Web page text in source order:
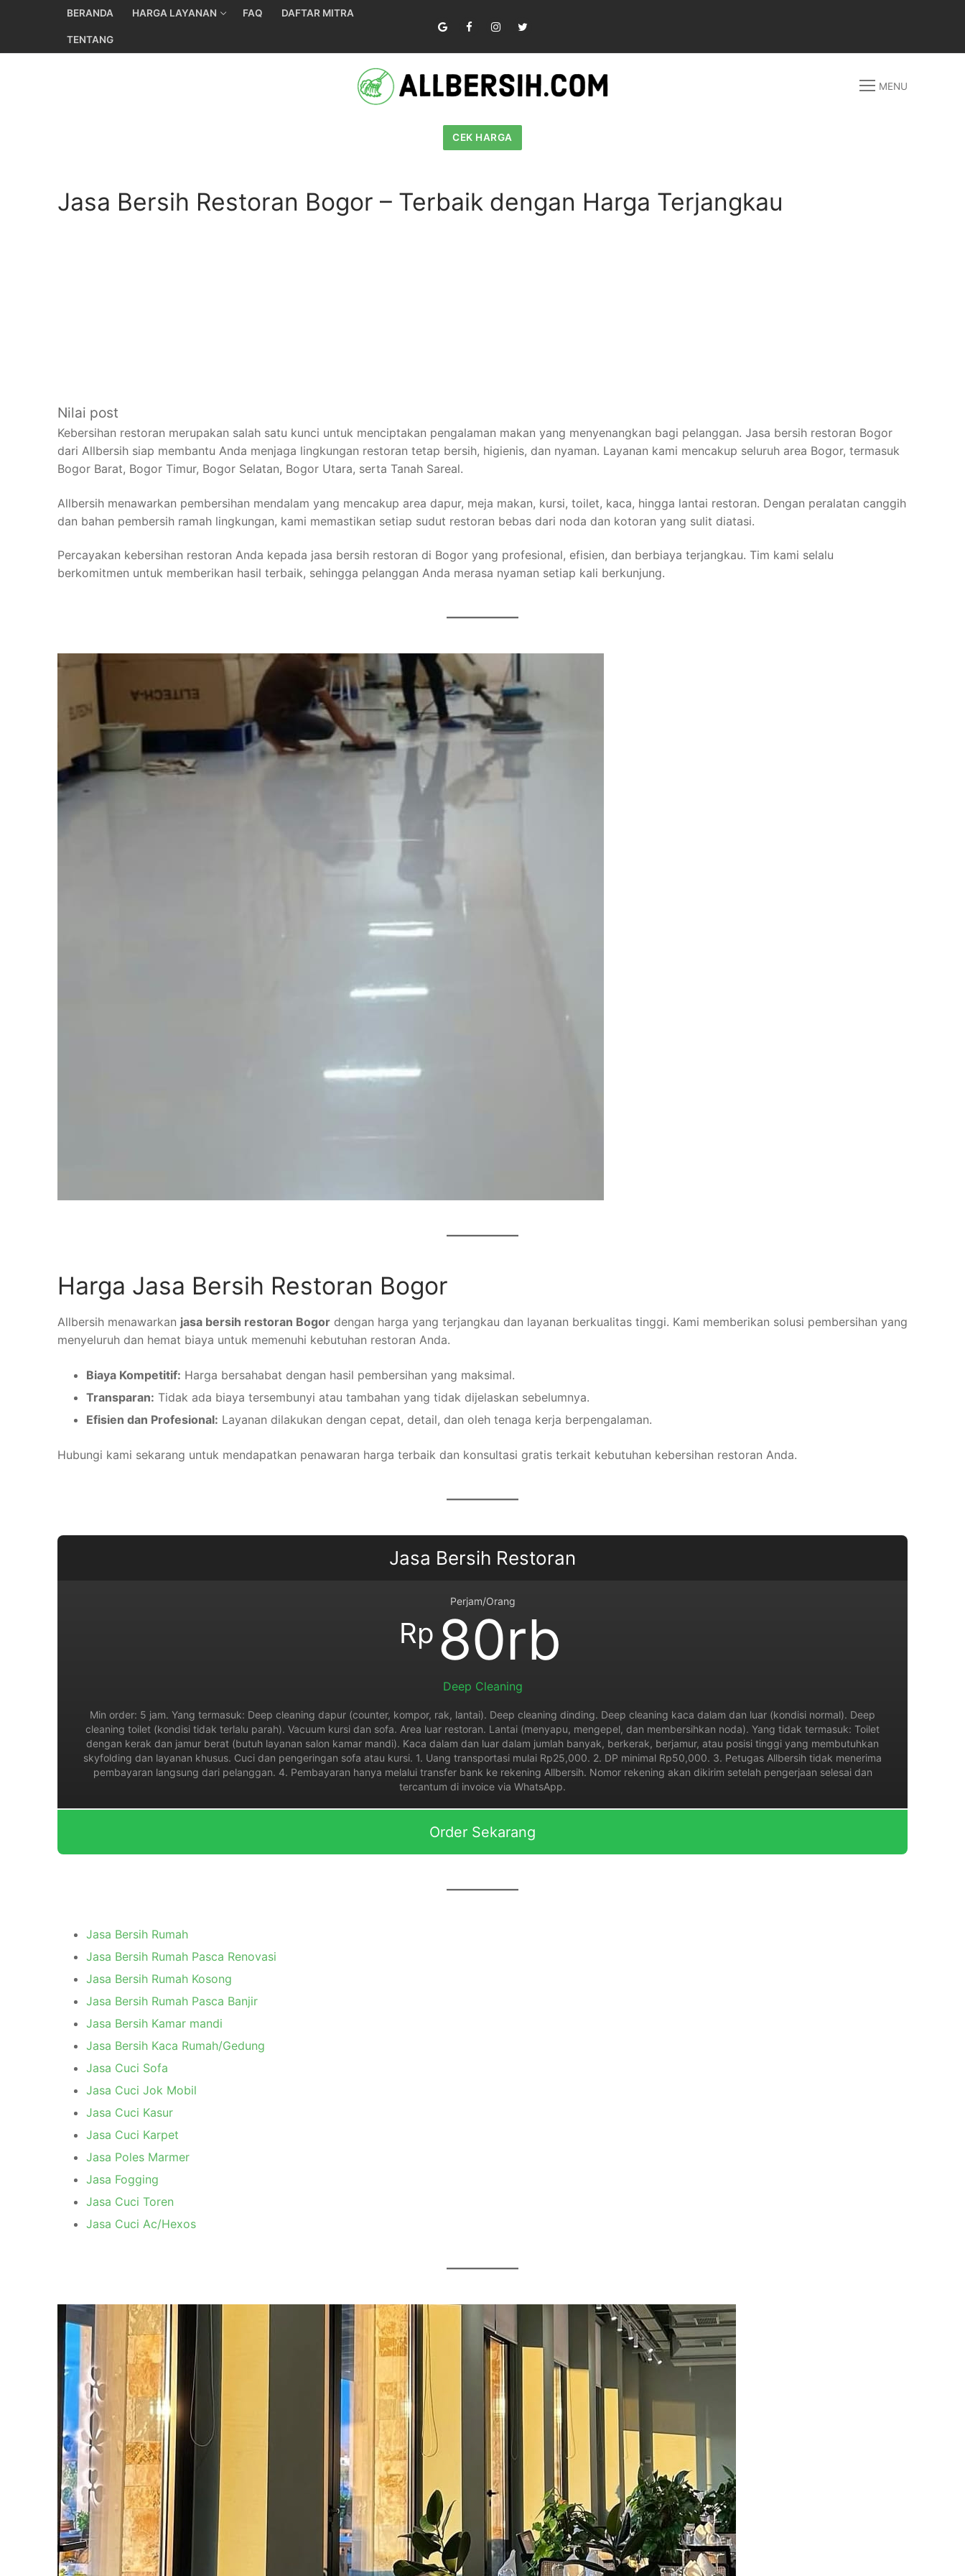
BERANDA HARGA LAYANAN FAQ DAFTAR MITRA
TENTANG
MENU
CEK HARGA
Jasa Bersih Restoran Bogor – Terbaik dengan Harga Terjangkau
Nilai post
Kebersihan restoran merupakan salah satu kunci untuk menciptakan pengalaman makan yang menyenangkan bagi pelanggan. Jasa bersih restoran Bogor
dari Allbersih siap membantu Anda menjaga lingkungan restoran tetap bersih, higienis, dan nyaman. Layanan kami mencakup seluruh area Bogor, termasuk
Bogor Barat, Bogor Timur, Bogor Selatan, Bogor Utara, serta Tanah Sareal.
Allbersih menawarkan pembersihan mendalam yang mencakup area dapur, meja makan, kursi, toilet, kaca, hingga lantai restoran. Dengan peralatan canggih
dan bahan pembersih ramah lingkungan, kami memastikan setiap sudut restoran bebas dari noda dan kotoran yang sulit diatasi.
Percayakan kebersihan restoran Anda kepada jasa bersih restoran di Bogor yang profesional, efisien, dan berbiaya terjangkau. Tim kami selalu
berkomitmen untuk memberikan hasil terbaik, sehingga pelanggan Anda merasa nyaman setiap kali berkunjung.
Harga Jasa Bersih Restoran Bogor
Allbersih menawarkan jasa bersih restoran Bogor dengan harga yang terjangkau dan layanan berkualitas tinggi. Kami memberikan solusi pembersihan yang
menyeluruh dan hemat biaya untuk memenuhi kebutuhan restoran Anda.
Biaya Kompetitif: Harga bersahabat dengan hasil pembersihan yang maksimal.
Transparan: Tidak ada biaya tersembunyi atau tambahan yang tidak dijelaskan sebelumnya.
Efisien dan Profesional: Layanan dilakukan dengan cepat, detail, dan oleh tenaga kerja berpengalaman.
Hubungi kami sekarang untuk mendapatkan penawaran harga terbaik dan konsultasi gratis terkait kebutuhan kebersihan restoran Anda.
Jasa Bersih Restoran
Perjam/Orang
Rp 80rb
Deep Cleaning
Min order: 5 jam. Yang termasuk: Deep cleaning dapur (counter, kompor, rak, lantai). Deep cleaning dinding. Deep cleaning kaca dalam dan luar (kondisi normal). Deep
cleaning toilet (kondisi tidak terlalu parah). Vacuum kursi dan sofa. Area luar restoran. Lantai (menyapu, mengepel, dan membersihkan noda). Yang tidak termasuk: Toilet
dengan kerak dan jamur berat (butuh layanan salon kamar mandi). Kaca dalam dan luar dalam jumlah banyak, berkerak, berjamur, atau posisi tinggi yang membutuhkan
skyfolding dan layanan khusus. Cuci dan pengeringan sofa atau kursi. 1. Uang transportasi mulai Rp25,000. 2. DP minimal Rp50,000. 3. Petugas Allbersih tidak menerima
pembayaran langsung dari pelanggan. 4. Pembayaran hanya melalui transfer bank ke rekening Allbersih. Nomor rekening akan dikirim setelah pengerjaan selesai dan
tercantum di invoice via WhatsApp.
Order Sekarang
Jasa Bersih Rumah
Jasa Bersih Rumah Pasca Renovasi
Jasa Bersih Rumah Kosong
Jasa Bersih Rumah Pasca Banjir
Jasa Bersih Kamar mandi
Jasa Bersih Kaca Rumah/Gedung
Jasa Cuci Sofa
Jasa Cuci Jok Mobil
Jasa Cuci Kasur
Jasa Cuci Karpet
Jasa Poles Marmer
Jasa Fogging
Jasa Cuci Toren
Jasa Cuci Ac/Hexos